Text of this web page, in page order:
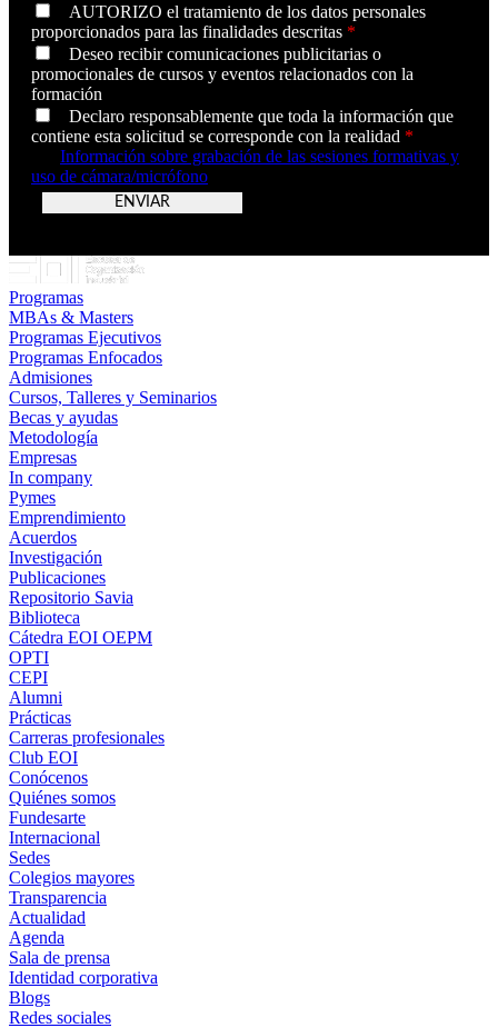
AUTORIZO el tratamiento de los datos personales
proporcionados para las finalidades descritas *
Deseo recibir comunicaciones publicitarias o
promocionales de cursos y eventos relacionados con la
formación
Declaro responsablemente que toda la información que
contiene esta solicitud se corresponde con la realidad *
Información sobre grabación de las sesiones formativas y
uso de cámara/micrófono
Programas
MBAs & Masters
Programas Ejecutivos
Programas Enfocados
Admisiones
Cursos, Talleres y Seminarios
Becas y ayudas
Metodología
Empresas
In company
Pymes
Emprendimiento
Acuerdos
Investigación
Publicaciones
Repositorio Savia
Biblioteca
Cátedra EOI OEPM
OPTI
CEPI
Alumni
Prácticas
Carreras profesionales
Club EOI
Conócenos
Quiénes somos
Fundesarte
Internacional
Sedes
Colegios mayores
Transparencia
Actualidad
Agenda
Sala de prensa
Identidad corporativa
Blogs
Redes sociales